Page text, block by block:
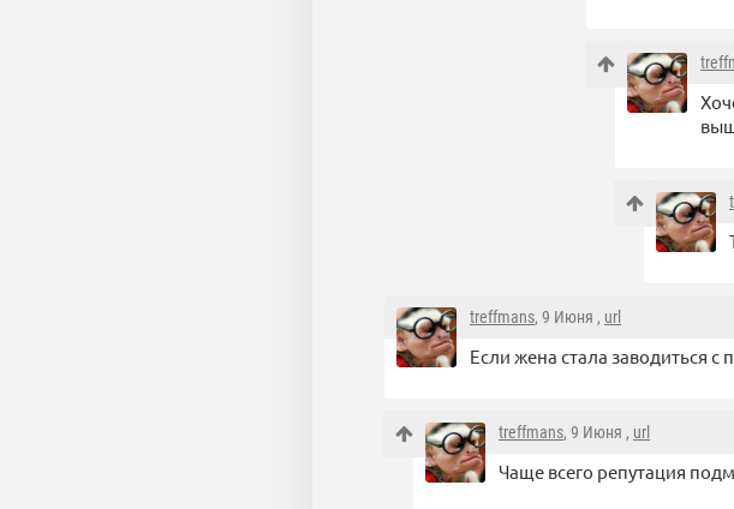
treffmans, 9 Июня , url
Если жена стала заводиться
treffmans, 9 Июня , url
Чаще всего репутация